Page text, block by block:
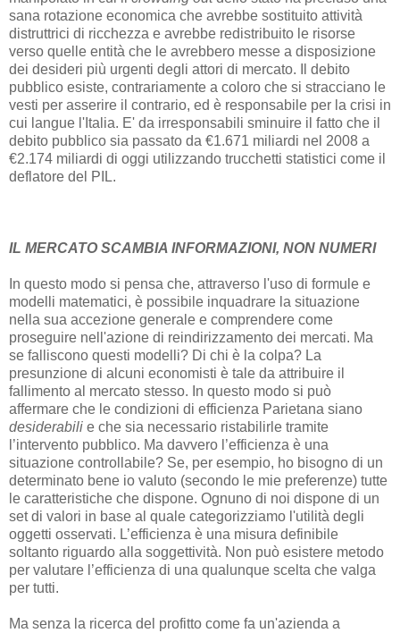
sana rotazione economica che avrebbe sostituito attività
distruttrici di ricchezza e avrebbe redistribuito le risorse
verso quelle entità che le avrebbero messe a disposizione
dei desideri più urgenti degli attori di mercato. Il debito
pubblico esiste, contrariamente a coloro che si stracciano le
vesti per asserire il contrario, ed è responsabile per la crisi in
cui langue l'Italia. E' da irresponsabili sminuire il fatto che il
debito pubblico sia passato da €1.671 miliardi nel 2008 a
€2.174 miliardi di oggi utilizzando trucchetti statistici come il
deflatore del PIL.
IL MERCATO SCAMBIA INFORMAZIONI, NON NUMERI
In questo modo si pensa che, attraverso l'uso di formule e
modelli matematici, è possibile inquadrare la situazione
nella sua accezione generale e comprendere come
proseguire nell'azione di reindirizzamento dei mercati. Ma
se falliscono questi modelli? Di chi è la colpa? La
presunzione di alcuni economisti è tale da attribuire il
fallimento al mercato stesso. In questo modo si può
affermare che le condizioni di efficienza Parietana siano
desiderabili e che sia necessario ristabilirle tramite
l’intervento pubblico. Ma davvero l’efficienza è una
situazione controllabile? Se, per esempio, ho bisogno di un
determinato bene io valuto (secondo le mie preferenze) tutte
le caratteristiche che dispone. Ognuno di noi dispone di un
set di valori in base al quale categorizziamo l'utilità degli
oggetti osservati. L’efficienza è una misura definibile
soltanto riguardo alla soggettività. Non può esistere metodo
per valutare l’efficienza di una qualunque scelta che valga
per tutti.
Ma senza la ricerca del profitto come fa un'azienda a